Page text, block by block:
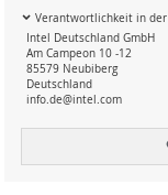
Verantwortlichkeit in der
Intel Deutschland GmbH
Am Campeon 10 -12
85579 Neubiberg
Deutschland
info.de@intel.com